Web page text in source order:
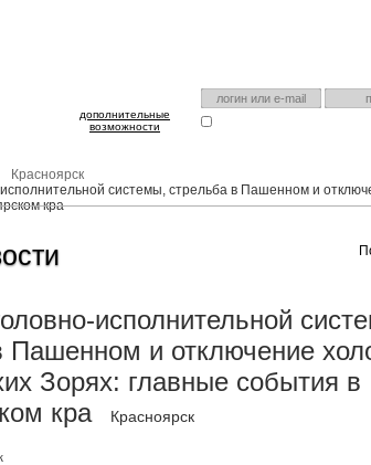
дополнительные
возможности
Красноярск
системы, стрельба в Пашенном и
кра
исполнительной
Пашенном и отключение
Зорях: главные события в
кра
Красноярск